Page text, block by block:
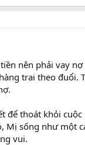
nên phải vay nợ
trai theo đuổi.
để thoát khỏi cuộc
Mị sống như một
vui.